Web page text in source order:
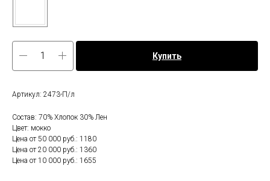
Купить
Артикул: 2473-П/л
Состав: 70% Хлопок 30% Лен
Цвет: мокко
Цена от 50 000 руб.: 1180
Цена от 20 000 руб.: 1360
Цена от 10 000 руб.: 1655